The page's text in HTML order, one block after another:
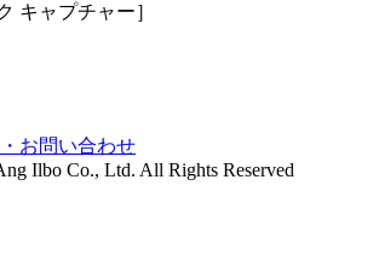
キャプチャー］
お問い合わせ
Ilbo Co., Ltd. All Rights Reserved